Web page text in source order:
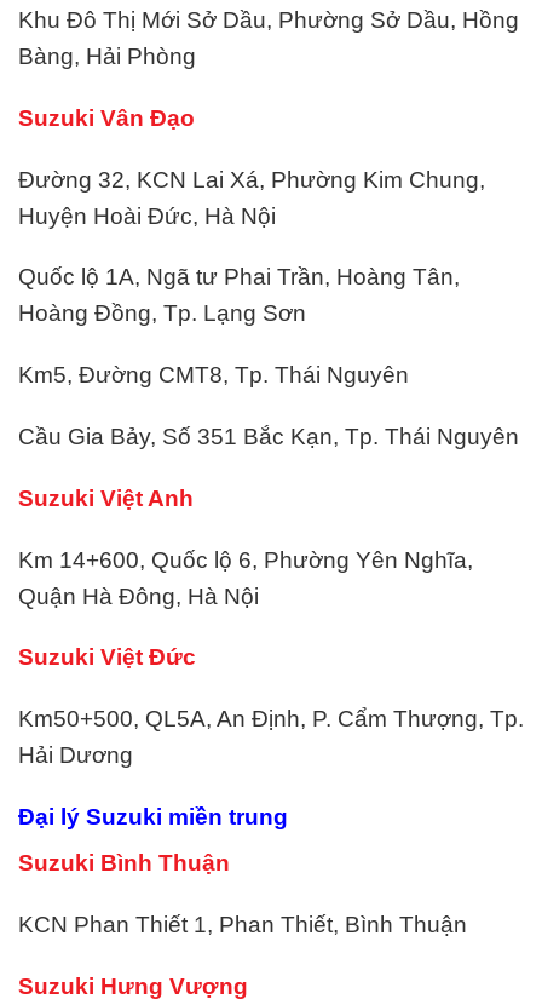
Khu Đô Thị Mới Sở Dầu, Phường Sở Dầu, Hồng
Bàng, Hải Phòng
Suzuki Vân Đạo
Đường 32, KCN Lai Xá, Phường Kim Chung,
Huyện Hoài Đức, Hà Nội
Quốc lộ 1A, Ngã tư Phai Trần, Hoàng Tân,
Hoàng Đồng, Tp. Lạng Sơn
Km5, Đường CMT8, Tp. Thái Nguyên
Cầu Gia Bảy, Số 351 Bắc Kạn, Tp. Thái Nguyên
Suzuki Việt Anh
Km 14+600, Quốc lộ 6, Phường Yên Nghĩa,
Quận Hà Đông, Hà Nội
Suzuki Việt Đức
Km50+500, QL5A, An Định, P. Cẩm Thượng, Tp.
Hải Dương
Đại lý Suzuki miền trung
Suzuki Bình Thuận
KCN Phan Thiết 1, Phan Thiết, Bình Thuận
Suzuki Hưng Vượng